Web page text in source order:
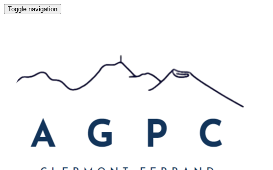
Toggle navigation